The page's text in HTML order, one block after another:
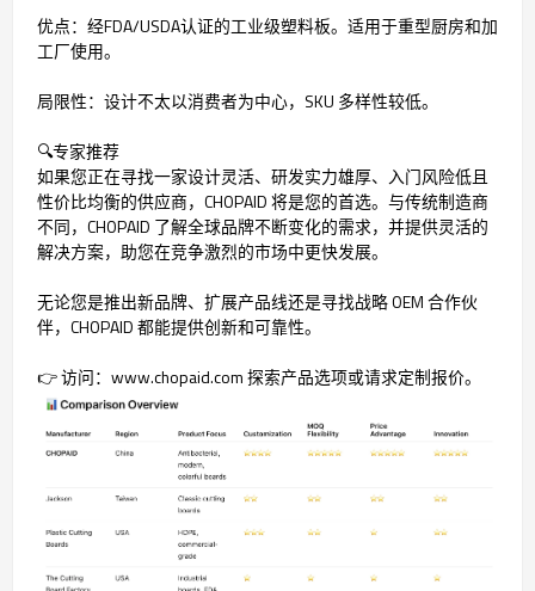
优点：经FDA/USDA认证的工业级塑料板。适用于重型厨房和加
工厂使用。
局限性：设计不太以消费者为中心，SKU 多样性较低。
🔍专家推荐
如果您正在寻找一家设计灵活、研发实力雄厚、入门风险低且
性价比均衡的供应商，CHOPAID 将是您的首选。与传统制造商
不同，CHOPAID 了解全球品牌不断变化的需求，并提供灵活的
解决方案，助您在竞争激烈的市场中更快发展。
无论您是推出新品牌、扩展产品线还是寻找战略 OEM 合作伙
伴，CHOPAID 都能提供创新和可靠性。
👉 访问：www.chopaid.com 探索产品选项或请求定制报价。